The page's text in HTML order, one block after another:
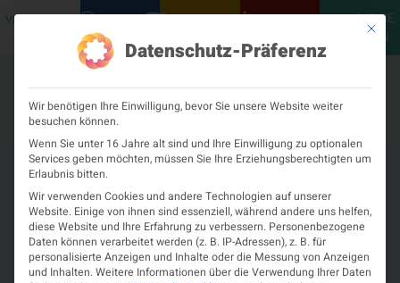
VERANSTALTUNGENPODCASTS NEUROLOGISCH KONTAKT
MEINE
ÖGN
Mit
Datenschutz-Präferenz
Wir benötigen Ihre Einwilligung, bevor Sie unsere Website weiter
besuchen können.
Wenn Sie unter 16 Jahre alt sind und Ihre Einwilligung zu optionalen
Services geben möchten, müssen Sie Ihre Erziehungsberechtigten um
Erlaubnis bitten.
Wir verwenden Cookies und andere Technologien auf unserer
Website. Einige von ihnen sind essenziell, während andere uns helfen,
diese Website und Ihre Erfahrung zu verbessern. Personenbezogene
Daten können verarbeitet werden (z. B. IP-Adressen), z. B. für
personalisierte Anzeigen und Inhalte oder die Messung von Anzeigen
und Inhalten.Weitere Informationen über die Verwendung Ihrer Daten